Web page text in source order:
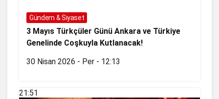
Gündem & Siyaset
3 Mayıs Türkçüler Günü Ankara ve Türkiye
Genelinde Coşkuyla Kutlanacak!
30 Nisan 2026 - Per - 12:13
21:51